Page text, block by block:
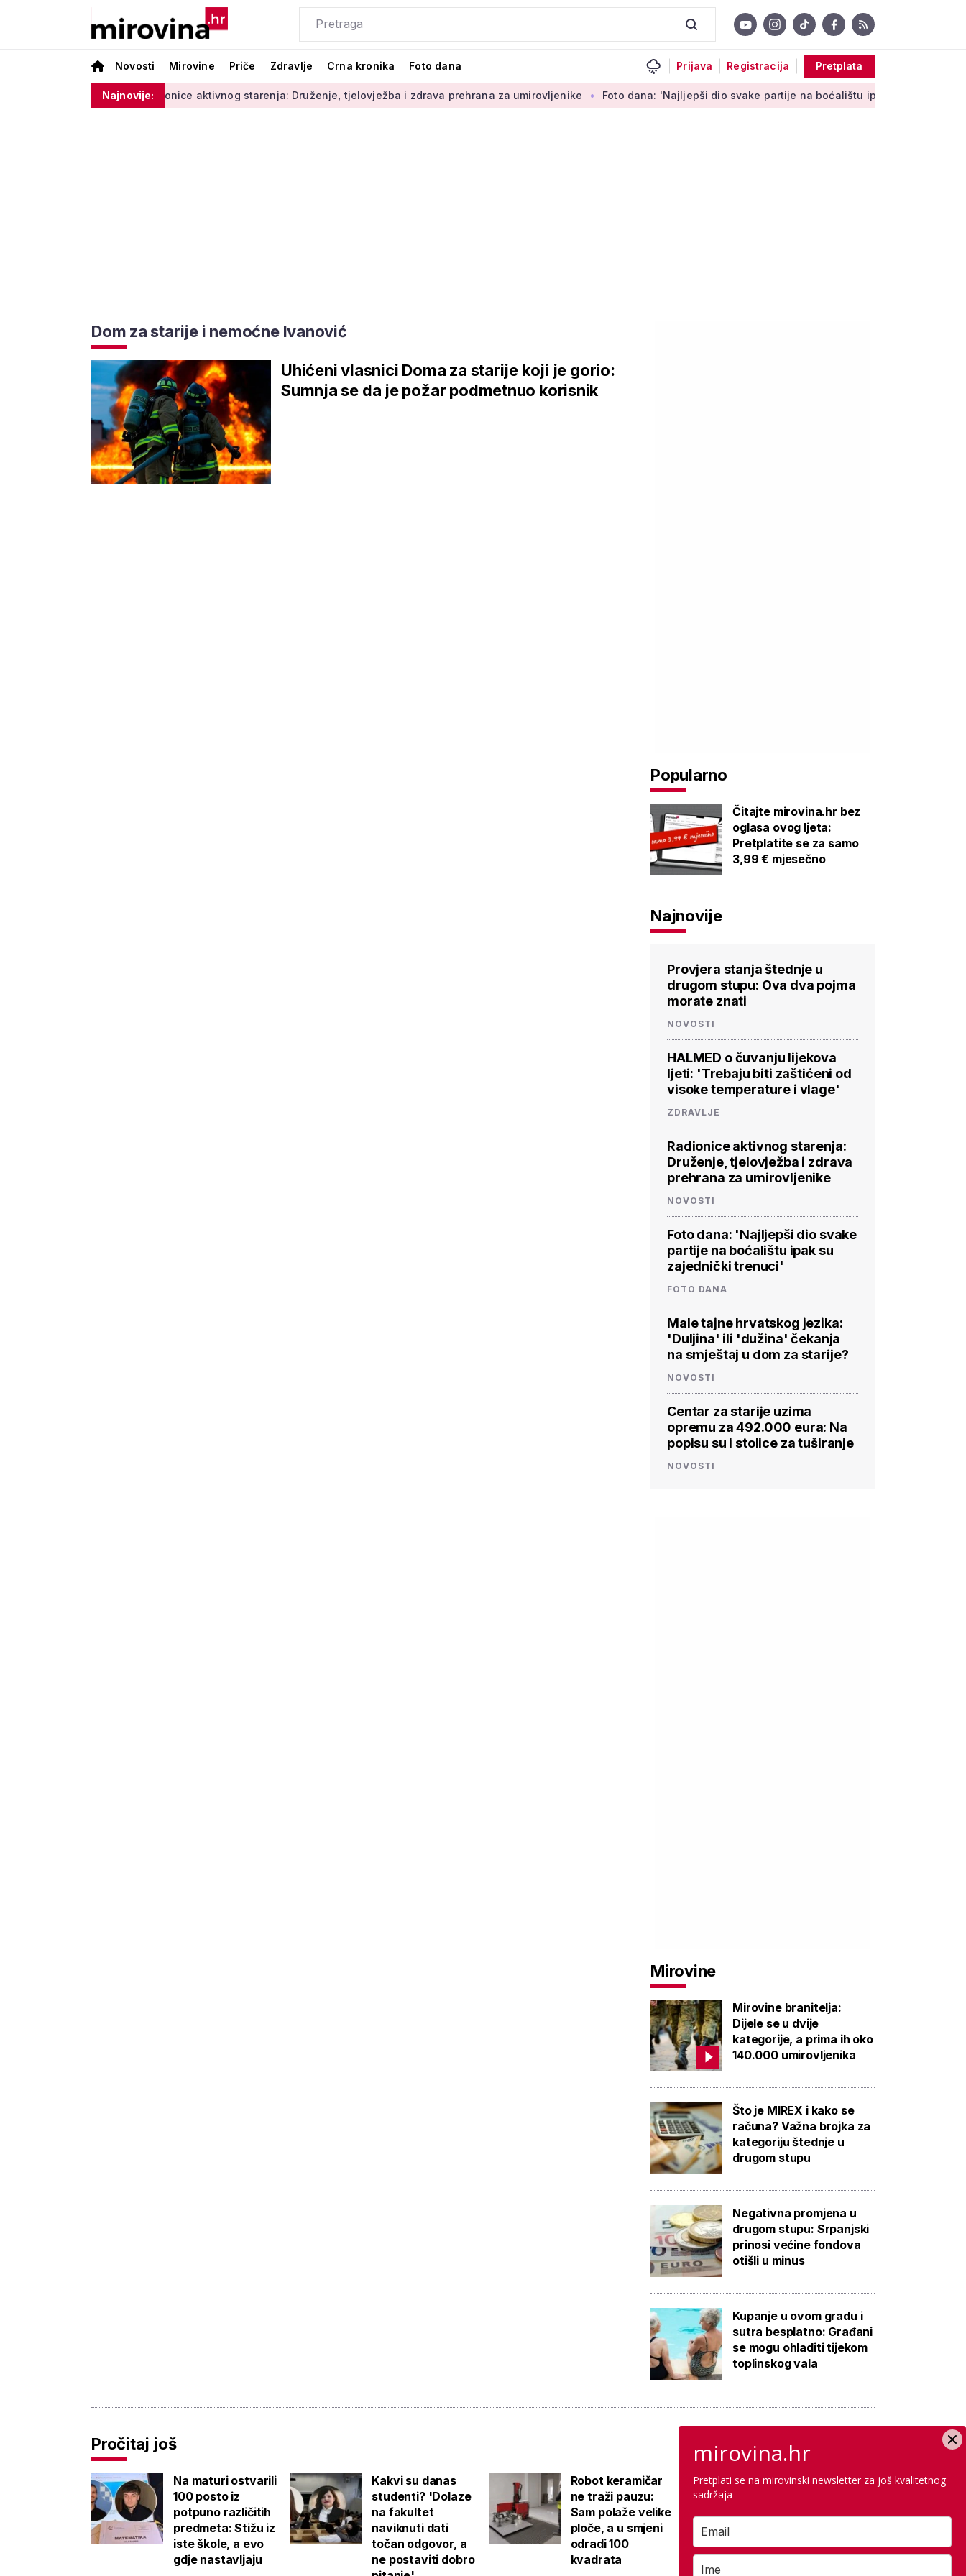
Novosti Mirovine Priče Zdravlje Crna kronika Foto dana Prijava Registracija Pretplata
Najnovije:
Radionice aktivnog starenja: Druženje, tjelovježba i zdrava prehrana za umirovljenike Foto dana: 'Najljepši dio svake partije na boćalištu ipak su zajednički trenuci'
Dom za starije i nemoćne Ivanović
Uhićeni vlasnici Doma za starije koji je gorio:
Sumnja se da je požar podmetnuo korisnik
Popularno
Čitajte mirovina.hr bez
oglasa ovog ljeta:
Pretplatite se za samo
3,99 € mjesečno
Najnovije
Provjera stanja štednje u
drugom stupu: Ova dva pojma
morate znati
NOVOSTI
HALMED o čuvanju lijekova
ljeti: 'Trebaju biti zaštićeni od
visoke temperature i vlage'
ZDRAVLJE
Radionice aktivnog starenja:
Druženje, tjelovježba i zdrava
prehrana za umirovljenike
NOVOSTI
Foto dana: 'Najljepši dio svake
partije na boćalištu ipak su
zajednički trenuci'
FOTO DANA
Male tajne hrvatskog jezika:
'Duljina' ili 'dužina' čekanja
na smještaj u dom za starije?
NOVOSTI
Centar za starije uzima
opremu za 492.000 eura: Na
popisu su i stolice za tuširanje
NOVOSTI
Mirovine
Mirovine branitelja:
Dijele se u dvije
kategorije, a prima ih oko
140.000 umirovljenika
Što je MIREX i kako se
računa? Važna brojka za
kategoriju štednje u
drugom stupu
Negativna promjena u
drugom stupu: Srpanjski
prinosi većine fondova
otišli u minus
Kupanje u ovom gradu i
sutra besplatno: Građani
se mogu ohladiti tijekom
toplinskog vala
Pročitaj još
Na maturi ostvarili
100 posto iz
potpuno različitih
predmeta: Stižu iz
iste škole, a evo
gdje nastavljaju
Kakvi su danas
studenti? 'Dolaze
na fakultet
naviknuti dati
točan odgovor, a
ne postaviti dobro
Robot keramičar
ne traži pauzu:
Sam polaže velike
ploče, a u smjeni
odradi 100
kvadrata
Nova prometna
Uz cestu opasno,
radovi se željno
mirovina.hr
Pretplati se na mirovinski newsletter za još kvalitetnog
sadržaja